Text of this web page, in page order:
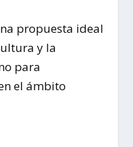
propuesta ideal
y la
para
el ámbito